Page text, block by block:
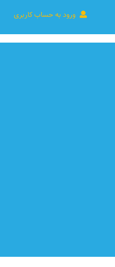
ورود به حساب کاربری